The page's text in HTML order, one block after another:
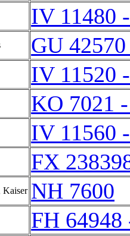
IV 11480
GU
IV 11520
KO 7021
IV 11560
FX
Kaiser NH 7600
FH 64948